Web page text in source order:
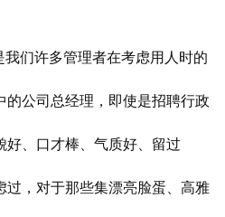
我们许多管理者在考虑用人时的
的公司总经理，即使是招聘行政
好、口才棒、气质好、留过
，对于那些集漂亮脸蛋、高雅